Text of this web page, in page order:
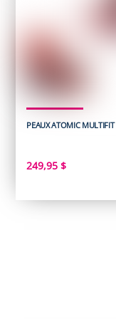
PEAUX ATOMIC MULTIFIT
249,95$